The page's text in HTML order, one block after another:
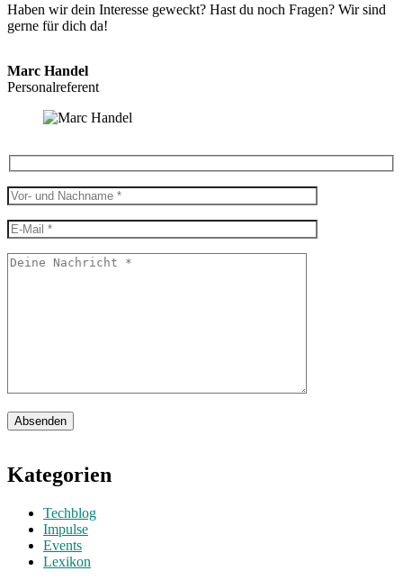
Haben wir dein Interesse geweckt? Hast du noch Fragen? Wir sind
gerne für dich da!
Marc Handel
Personalreferent
Absenden
Kategorien
Techblog
Impulse
Events
Lexikon